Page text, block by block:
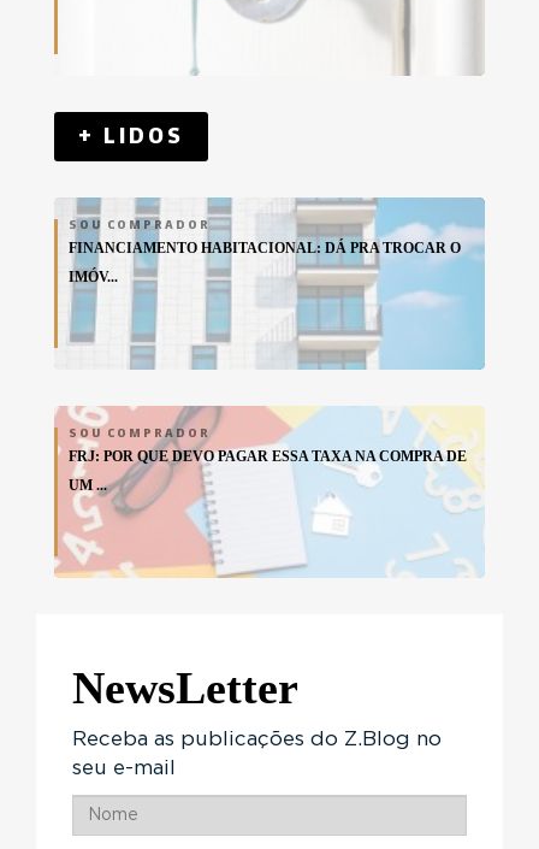
+ LIDOS
SOU COMPRADOR
FINANCIAMENTO HABITACIONAL: DÁ PRA TROCAR O
IMÓV...
SOU COMPRADOR
FRJ: POR QUE DEVO PAGAR ESSA TAXA NA COMPRA DE
UM ...
NewsLetter
Receba as publicações do Z.Blog no
seu e-mail